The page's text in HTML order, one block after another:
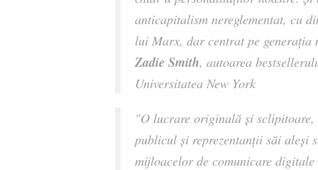
anticapitalism nereglementat, cu
lui Marx, dar centrat pe generația
Zadie Smith, autoarea
Universitatea New York
"O lucrare originală și sclipitoare,
publicul și reprezentanții săi aleși
mijloacelor de comunicare